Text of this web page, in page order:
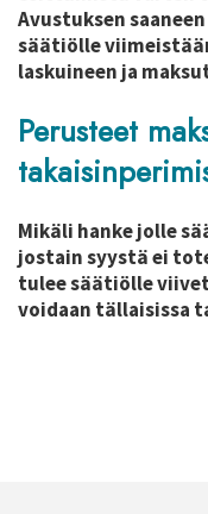
Avustuksen
säätiölle
laskuineen ja
Perusteet
Mikäli hanke jolle
jostain syystä ei
tulee säätiölle
voidaan tällaisissa